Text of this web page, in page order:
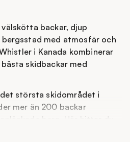
backar, djup
bergsstad med atmosfär och
i Kanada kombinerar
skidbackar med
största skidområdet i
mer än 200 backar
berg. Här hittar du
till branta backar och offpist-